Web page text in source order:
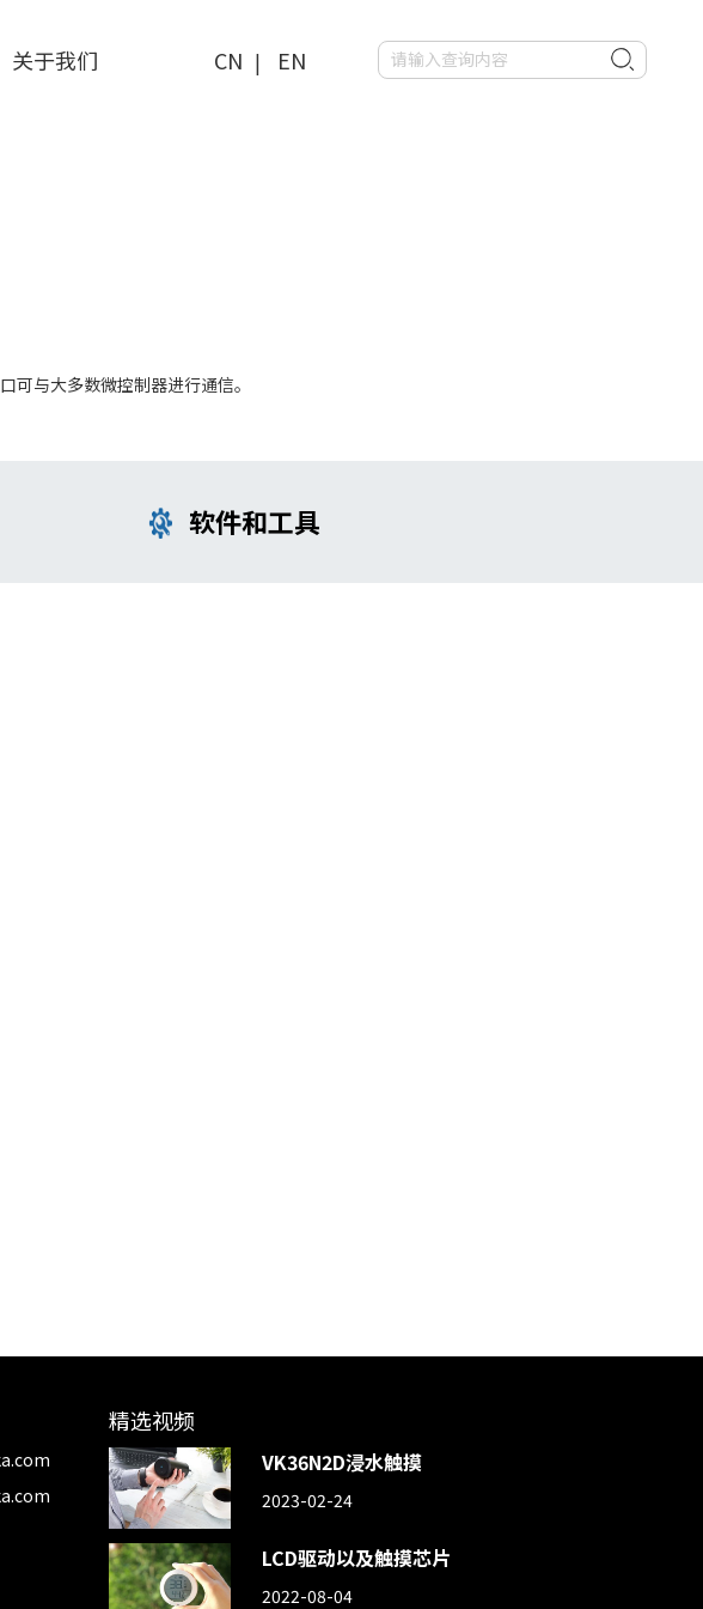
CN | EN
关于我们
可与大多数微控制器进行通信。
软件和工具
精选视频
VK36N2D浸水触摸
2023-02-24
LCD驱动以及触摸芯片
2022-08-04